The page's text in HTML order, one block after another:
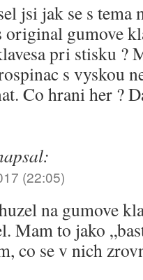
jsi jak se s tema
original gumove
pri stisku ?
s vyskou
Co hrani her ?
(22:05)
na gumove
Mam to jako
co se v nich